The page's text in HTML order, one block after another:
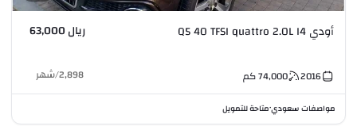
أودي Q5 40 TFSI quattro 2.0L I4 ريال 63,000
2016
74,000كم 2,898
/شهر
مواصفات سعودي•متاحة للتمويل